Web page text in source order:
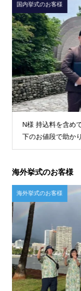
I様 初回フィッテ
してお任せするこ
国内挙式のお客様
海外挙式のお客様
ご自宅試着のお客様